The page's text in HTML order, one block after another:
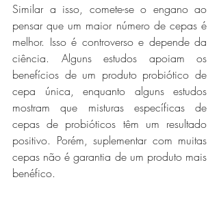
Similar a isso, comete-se o engano ao
pensar que um maior número de cepas é
melhor. Isso é controverso e depende da
ciência. Alguns estudos apoiam os
benefícios de um produto probiótico de
cepa única, enquanto alguns estudos
mostram que misturas específicas de
cepas de probióticos têm um resultado
positivo. Porém, suplementar com muitas
cepas não é garantia de um produto mais
benéfico.